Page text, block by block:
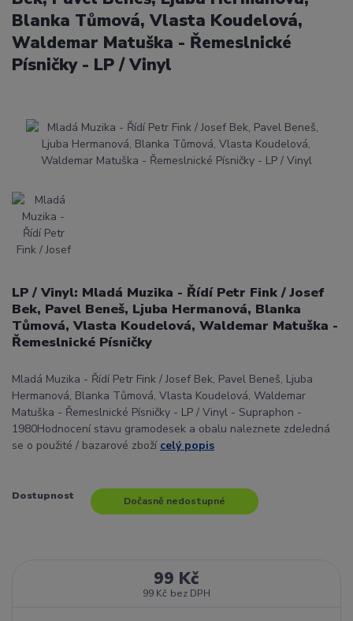
Blanka Tůmová, Vlasta Koudelová,
Waldemar Matuška - Řemeslnické
Písničky - LP / Vinyl
LP / Vinyl: Mladá Muzika - Řídí Petr Fink / Josef
Bek, Pavel Beneš, Ljuba Hermanová, Blanka
Tůmová, Vlasta Koudelová, Waldemar Matuška -
Řemeslnické Písničky
Mladá Muzika - Řídí Petr Fink / Josef Bek, Pavel Beneš, Ljuba
Hermanová, Blanka Tůmová, Vlasta Koudelová, Waldemar
Matuška - Řemeslnické Písničky - LP / Vinyl - Supraphon -
1980Hodnocení stavu gramodesek a obalu naleznete zdeJedná
se o použité / bazarové zboží celý popis
Dostupnost Dočasně nedostupné
99 Kč
99 Kč bez DPH